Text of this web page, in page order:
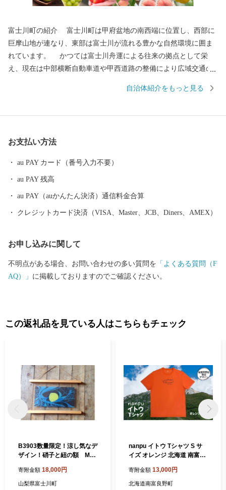
富士川町の紹介 富士川町は甲府盆地の南西端に位置し、西部に
巨摩山地が連なり、東部は富士川が流れる豊かな自然環境に囲ま
れています。 かつては富士川舟運による往来の拠点として栄
え、現在は中部横断自動車道や甲西道路の整備により広域交通の
い、舂米・平林・穂積の棚田、大柳川渓谷の紅葉、高下のダイヤ
間地域の過疎化も進行している状況ですが、移住定住や交流人口
の増加を推進しています。 ふるさとへの思い… 富士川の瀬音、
日々… ふるさとを離れ、都会でご活躍の皆さまにとって、ふる
さとの思い出は、数多くあると思います。 富士川町では、地域
の資源を守り、「暮らしと自然が輝く 交流のまち」をめざし
になっていただきたいと思います。
自治体紹介をもっと見る
お支払い方法
au PAY カード（番号入力不要）
au PAY 残高
au PAY（auかんたん決済）通信料金合算
クレジットカード決済（VISA、Master、JCB、Diners、AMEX）
お申し込みに関して
不明点がある場合、お問い合わせの多い質問を 「よくある質問（F
AQ）」 に掲載しておりますのでご確認ください。
この返礼品を見ている人はこちらもチェック
B3903数量限定！涼し気なデ
ザイン！硝子と紐の額 Mサ
寄附金額 18,000円
山梨県富士川町
nanpu イトウ Tシャツ S サ
イズ オレンジ 北海道 南富良
ル
寄附金額 13,000円
北海道南富良野町